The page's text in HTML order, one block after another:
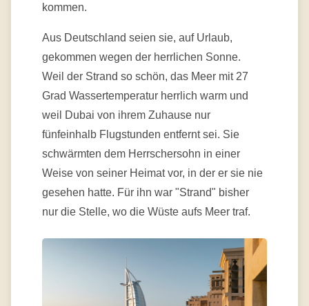
kommen.
Aus Deutschland seien sie, auf Urlaub,
gekommen wegen der herrlichen Sonne.
Weil der Strand so schön, das Meer mit 27
Grad Wassertemperatur herrlich warm und
weil Dubai von ihrem Zuhause nur
fünfeinhalb Flugstunden entfernt sei. Sie
schwärmten dem Herrschersohn in einer
Weise von seiner Heimat vor, in der er sie nie
gesehen hatte. Für ihn war "Strand" bisher
nur die Stelle, wo die Wüste aufs Meer traf.